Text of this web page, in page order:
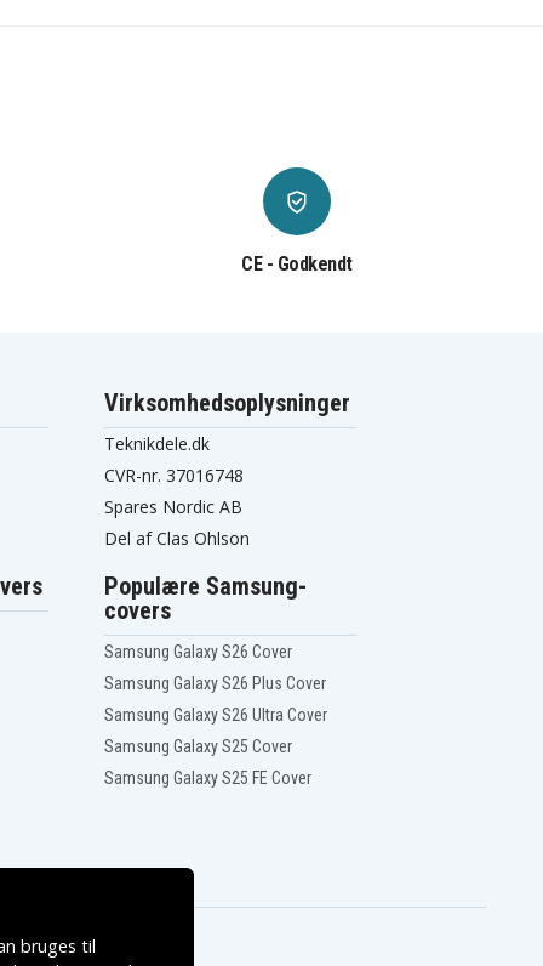
CE - Godkendt
Virksomhedsoplysninger
Teknikdele.dk
CVR-nr. 37016748
Spares Nordic AB
Del af Clas Ohlson
Populære Samsung-
covers
Samsung Galaxy S26 Cover
Samsung Galaxy S26 Plus Cover
Samsung Galaxy S26 Ultra Cover
Samsung Galaxy S25 Cover
Samsung Galaxy S25 FE Cover
bruges til